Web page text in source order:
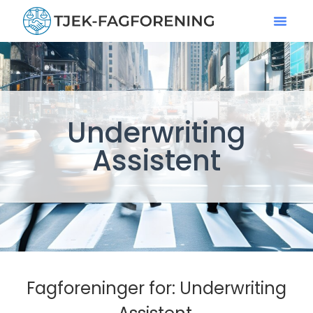
Underwriting
Assistent
Fagforeninger for: Underwriting